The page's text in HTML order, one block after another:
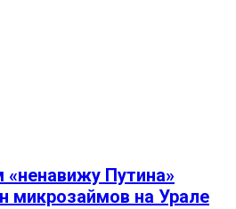
Путина»
микрозаймов на Урале